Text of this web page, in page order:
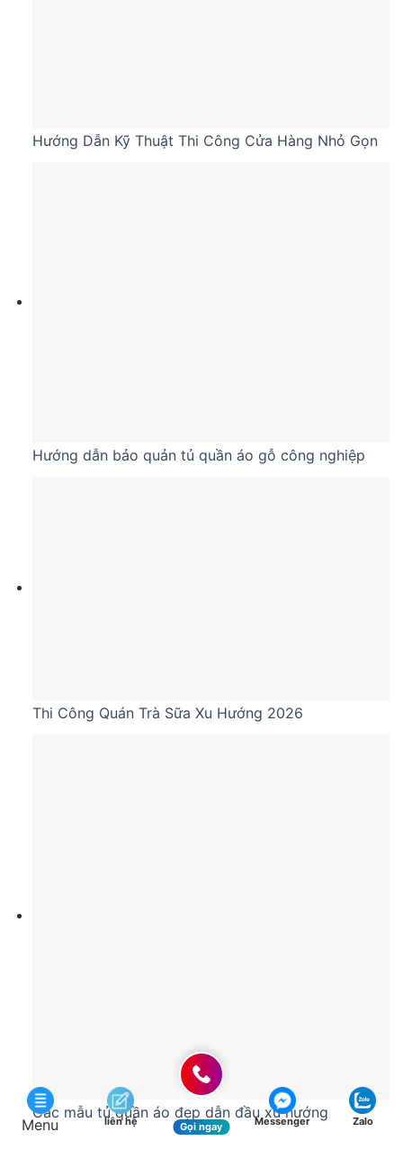
Hướng Dẫn Kỹ Thuật Thi Công Cửa Hàng Nhỏ Gọn
Hướng dẫn bảo quản tủ quần áo gỗ công nghiệp
Thi Công Quán Trà Sữa Xu Hướng 2026
Các mẫu tủ quần áo đẹp dẫn đầu xu hướng
Menu liên hệ Gọi ngay Messenger Zalo